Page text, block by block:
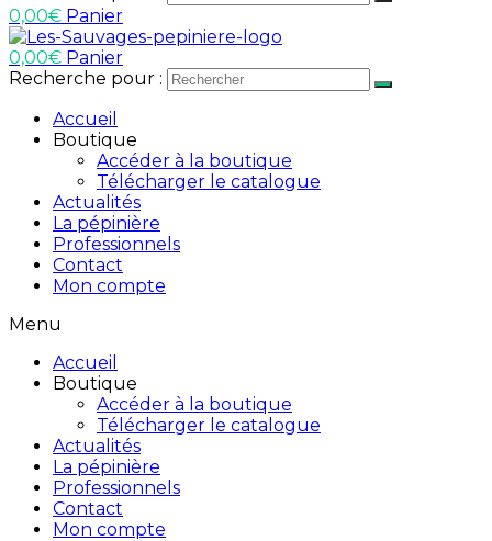
0,00€ Panier
0,00€ Panier
Recherche pour :
Accueil
Boutique
Accéder à la boutique
Télécharger le catalogue
Actualités
La pépinière
Professionnels
Contact
Mon compte
Menu
Accueil
Boutique
Accéder à la boutique
Télécharger le catalogue
Actualités
La pépinière
Professionnels
Contact
Mon compte